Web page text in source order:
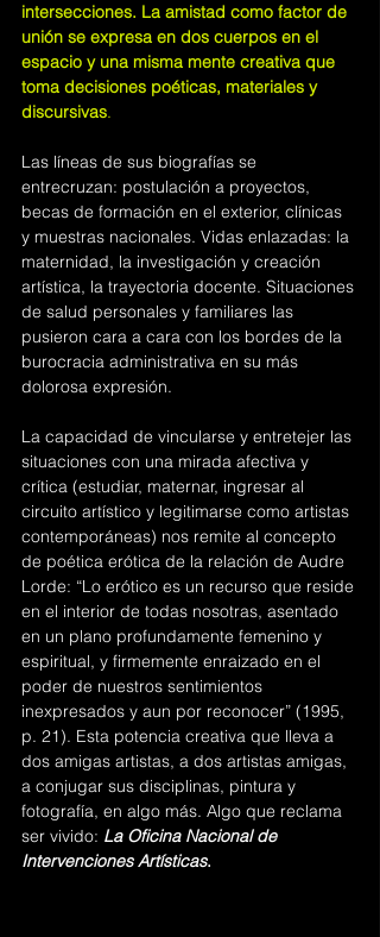
intersecciones. La amistad como factor de
unión se expresa en dos cuerpos en el
espacio y una misma mente creativa que
toma decisiones poéticas, materiales y
discursivas.
Las líneas de sus biografías se
entrecruzan: postulación a proyectos,
becas de formación en el exterior, clínicas
y muestras nacionales. Vidas enlazadas: la
maternidad, la investigación y creación
artística, la trayectoria docente. Situaciones
de salud personales y familiares las
pusieron cara a cara con los bordes de la
burocracia administrativa en su más
dolorosa expresión.
La capacidad de vincularse y entretejer las
situaciones con una mirada afectiva y
crítica (estudiar, maternar, ingresar al
circuito artístico y legitimarse como artistas
contemporáneas) nos remite al concepto
de poética erótica de la relación de Audre
Lorde: “Lo erótico es un recurso que reside
en el interior de todas nosotras, asentado
en un plano profundamente femenino y
espiritual, y firmemente enraizado en el
poder de nuestros sentimientos
inexpresados y aun por reconocer” (1995,
p. 21). Esta potencia creativa que lleva a
dos amigas artistas, a dos artistas amigas,
a conjugar sus disciplinas, pintura y
fotografía, en algo más. Algo que reclama
ser vivido: La Oficina Nacional de
Intervenciones Artísticas.